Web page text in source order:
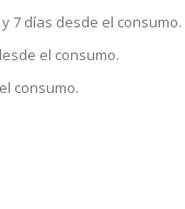
7 días desde el consumo.
el consumo.
consumo.